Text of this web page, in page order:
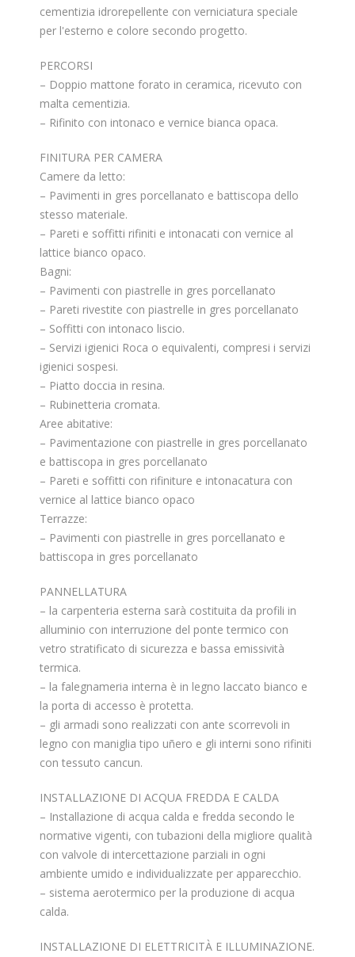
cementizia idrorepellente con verniciatura speciale
per l'esterno e colore secondo progetto.
PERCORSI
– Doppio mattone forato in ceramica, ricevuto con
malta cementizia.
– Rifinito con intonaco e vernice bianca opaca.
FINITURA PER CAMERA
Camere da letto:
– Pavimenti in gres porcellanato e battiscopa dello
stesso materiale.
– Pareti e soffitti rifiniti e intonacati con vernice al
lattice bianco opaco.
Bagni:
– Pavimenti con piastrelle in gres porcellanato
– Pareti rivestite con piastrelle in gres porcellanato
– Soffitti con intonaco liscio.
– Servizi igienici Roca o equivalenti, compresi i servizi
igienici sospesi.
– Piatto doccia in resina.
– Rubinetteria cromata.
Aree abitative:
– Pavimentazione con piastrelle in gres porcellanato
e battiscopa in gres porcellanato
– Pareti e soffitti con rifiniture e intonacatura con
vernice al lattice bianco opaco
Terrazze:
– Pavimenti con piastrelle in gres porcellanato e
battiscopa in gres porcellanato
PANNELLATURA
– la carpenteria esterna sarà costituita da profili in
alluminio con interruzione del ponte termico con
vetro stratificato di sicurezza e bassa emissività
termica.
– la falegnameria interna è in legno laccato bianco e
la porta di accesso è protetta.
– gli armadi sono realizzati con ante scorrevoli in
legno con maniglia tipo uñero e gli interni sono rifiniti
con tessuto cancun.
INSTALLAZIONE DI ACQUA FREDDA E CALDA
– Installazione di acqua calda e fredda secondo le
normative vigenti, con tubazioni della migliore qualità
con valvole di intercettazione parziali in ogni
ambiente umido e individualizzate per apparecchio.
– sistema aerotermico per la produzione di acqua
calda.
INSTALLAZIONE DI ELETTRICITÀ E ILLUMINAZIONE.